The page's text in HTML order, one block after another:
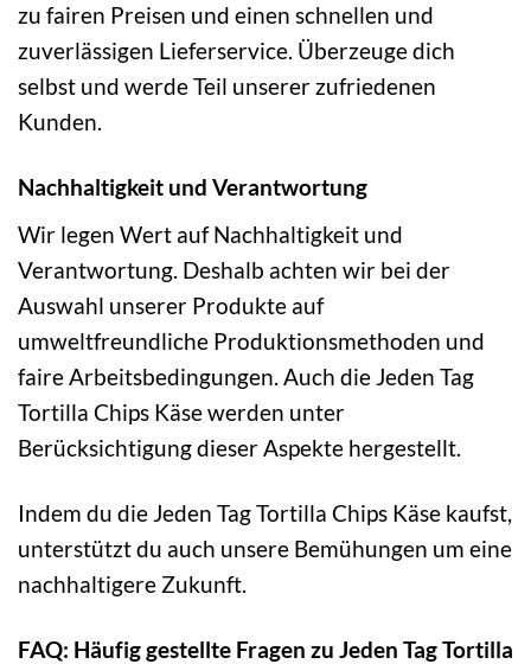
zu fairen Preisen und einen schnellen und
zuverlässigen Lieferservice. Überzeuge dich
selbst und werde Teil unserer zufriedenen
Kunden.
Nachhaltigkeit und Verantwortung
Wir legen Wert auf Nachhaltigkeit und
Verantwortung. Deshalb achten wir bei der
Auswahl unserer Produkte auf
umweltfreundliche Produktionsmethoden und
faire Arbeitsbedingungen. Auch die Jeden Tag
Tortilla Chips Käse werden unter
Berücksichtigung dieser Aspekte hergestellt.
Indem du die Jeden Tag Tortilla Chips Käse kaufst,
unterstützt du auch unsere Bemühungen um eine
nachhaltigere Zukunft.
FAQ: Häufig gestellte Fragen zu Jeden Tag Tortilla